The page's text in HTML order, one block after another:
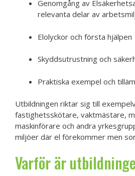
Genomgång av
relevanta delar av
Elolyckor och första hjälpen
Skyddsutrustning och
Praktiska exempel och
Utbildningen riktar sig till
fastighetsskötare, vaktmästare,
maskinförare och andra
miljöer där el förekommer men
Varför är